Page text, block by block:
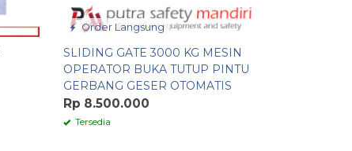
Order Langsung
SLIDING GATE 3000 KG MESIN
OPERATOR BUKA TUTUP PINTU
GERBANG GESER OTOMATIS
Rp 8.500.000
Tersedia